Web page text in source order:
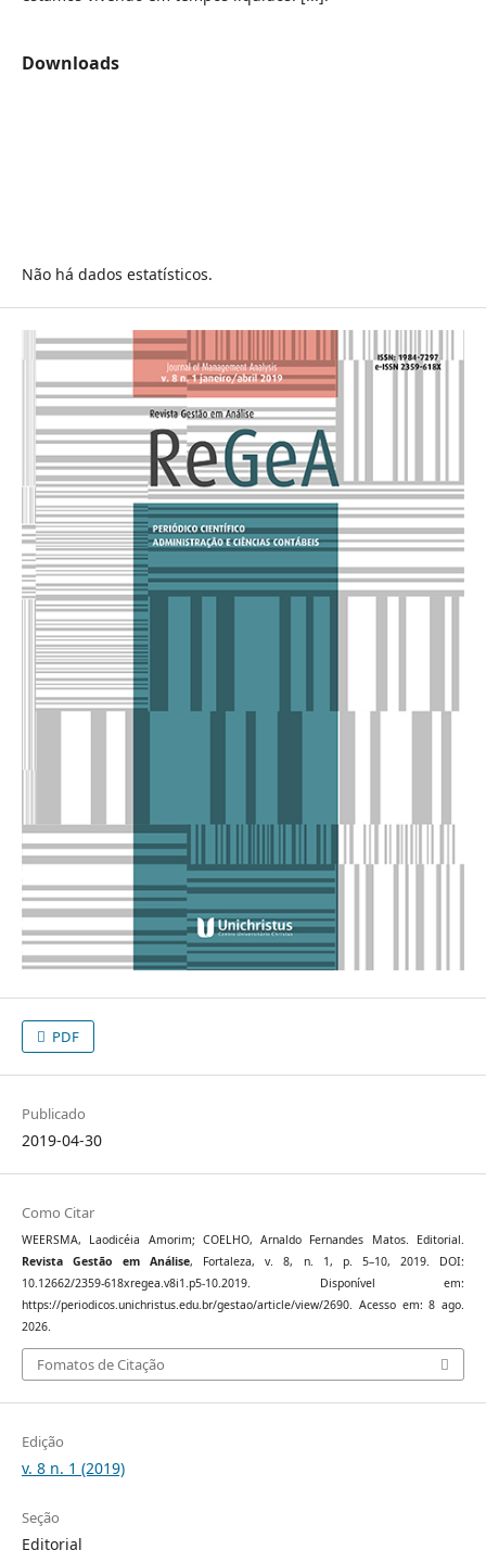
Downloads
Não há dados estatísticos.
PDF
Publicado
2019-04-30
Como Citar
WEERSMA, Laodicéia Amorim; COELHO, Arnaldo Fernandes Matos. Editorial.
Revista Gestão em Análise, Fortaleza, v. 8, n. 1, p. 5–10, 2019. DOI:
10.12662/2359-618xregea.v8i1.p5-10.2019. Disponível em:
https://periodicos.unichristus.edu.br/gestao/article/view/2690. Acesso em: 8 ago.
2026.
Fomatos de Citação
Edição
v. 8 n. 1 (2019)
Seção
Editorial